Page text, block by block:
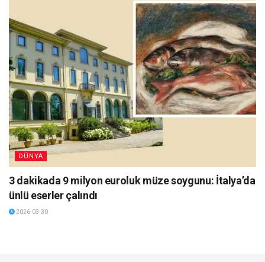
DÜNYA
3 dakikada 9 milyon euroluk müze soygunu: İtalya’da
ünlü eserler çalındı
2026-03-30